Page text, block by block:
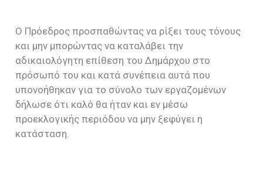
Ο Πρόεδρος προσπαθώντας να ρίξει τους τόνους
και μην μπορώντας να καταλάβει την
αδικαιολόγητη επίθεση του Δημάρχου στο
πρόσωπό του και κατά συνέπεια αυτά που
υπονοήθηκαν για το σύνολο των εργαζομένων
δήλωσε ότι καλό θα ήταν και εν μέσω
προεκλογικής περιόδου να μην ξεφύγει η
κατάσταση.